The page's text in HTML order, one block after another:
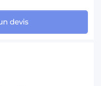
devis